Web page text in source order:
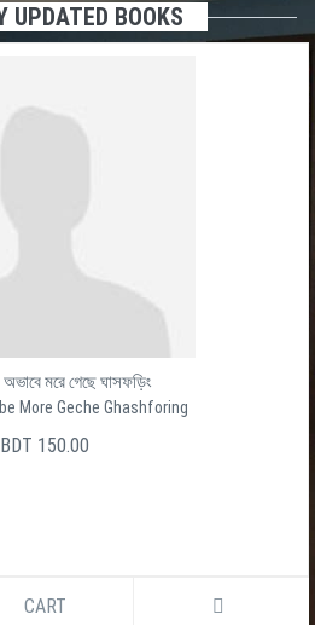
UPDATED BOOKS
অভাবে মরে গেছে ঘাসফড়িং
More Geche Ghashforing
BDT 150.00
CART